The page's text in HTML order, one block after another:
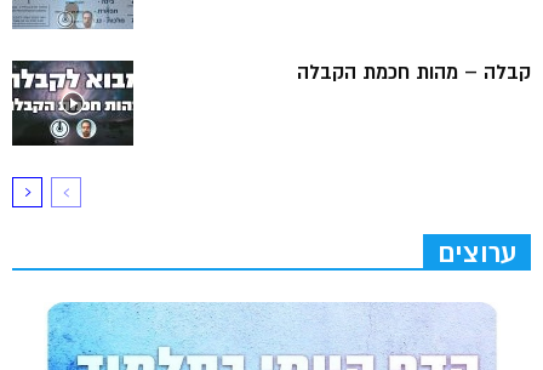
קבלה – מהות חכמת הקבלה
ערוצים